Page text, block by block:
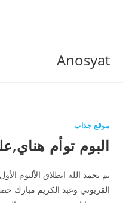
Anosyat
موقع جذاب
البوم توأم
تم بحمد الله انطلاق الألبوم
القريوتي وعبد الكريم مبارك